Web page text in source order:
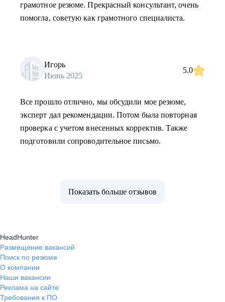
грамотное резюме. Прекрасный консультант, очень
помогла, советую как грамотного специалиста.
Игорь
Июнь 2025
5.0
Все прошло отлично, мы обсудили мое резюме,
эксперт дал рекомендации. Потом была повторная
проверка с учетом внесенных корректив. Также
подготовили сопроводительное письмо.
Показать больше отзывов
HeadHunter
Размещение вакансий
Поиск по резюме
О компании
Наши вакансии
Реклама на сайте
Требования к ПО